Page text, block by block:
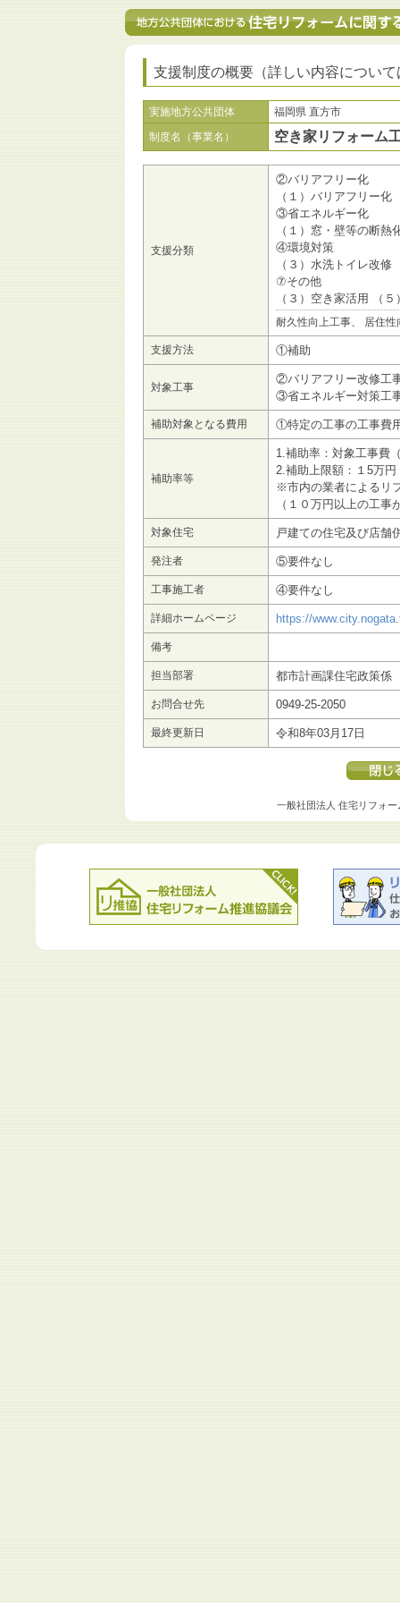
支援制度の概要（詳しい内容につい
実施地方公共団体
福岡県 直方市
制度名（事業名）
空き家リフォーム
支援分類
②バリアフリー化
（１）バリアフリー化
③省エネルギー化
（１）窓・壁等の断
④環境対策
（３）水洗トイレ改修
⑦その他
（３）空き家活用 （
耐久性向上工事、 居住性
支援方法 ①補助
対象工事
②バリアフリー改修工
③省エネルギー対策工
補助対象となる費用 ①特定の工事の工事費
補助率等
1.補助率：対象工事費
2.補助上限額：１5万
※市内の業者によるリ
（１０万円以上の工事
対象住宅 戸建ての住宅及び店舗
発注者 ⑤要件なし
工事施工者 ④要件なし
詳細ホームページ https://
備考
担当部署 都市計画課住宅政策係
お問合せ先 0949-25-2050
最終更新日 令和8年03月17日
一般社団法人 住宅リフォー